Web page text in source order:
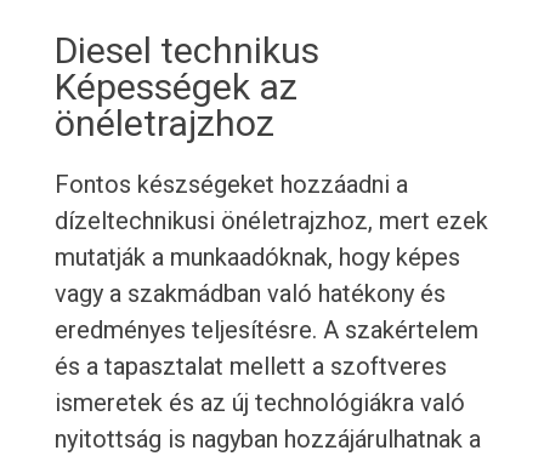
Diesel technikus
Képességek az
önéletrajzhoz
Fontos készségeket hozzáadni a
dízeltechnikusi önéletrajzhoz, mert ezek
mutatják a munkaadóknak, hogy képes
vagy a szakmádban való hatékony és
eredményes teljesítésre. A szakértelem
és a tapasztalat mellett a szoftveres
ismeretek és az új technológiákra való
nyitottság is nagyban hozzájárulhatnak a